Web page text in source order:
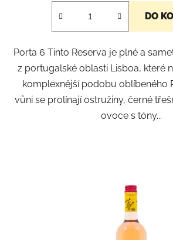
5
DO
Porta 6 Tinto Reserva je plné a
z portugalské oblasti Lisboa, které
komplexnější podobu oblíbeného
vůni se prolínají ostružiny, černé
ovoce s tóny...